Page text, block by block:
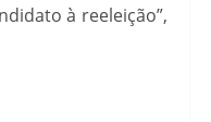
à reeleição”,